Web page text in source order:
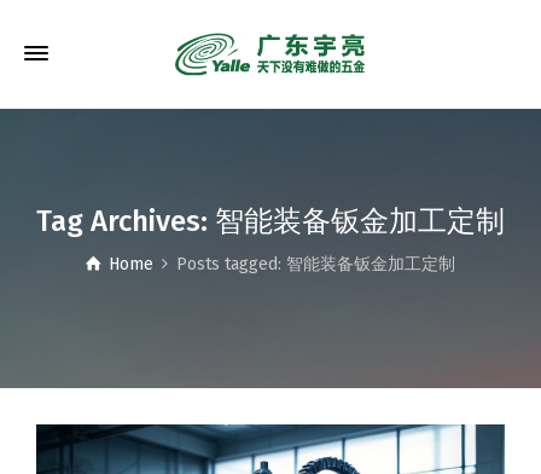
Tag Archives: 智能装备钣金加工定制
Home Posts tagged: 智能装备钣金加工定制